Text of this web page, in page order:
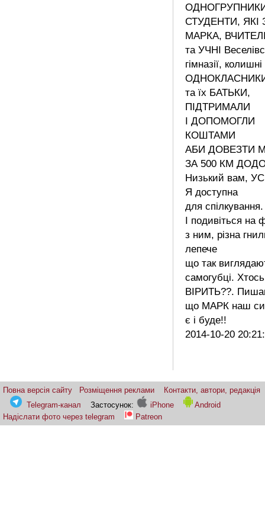
СТУДЕНТИ, ЯКІ
МАРКА,
та УЧНІ
гімназії, колишні
та їх БАТЬКИ,
ПІДТРИМАЛИ
І ДОПОМОГЛИ
КОШТАМИ
АБИ ДОВЕЗТИ
ЗА 500 КМ
Низький вам,
Я доступна
для спілкування.
І подивіться на
з ним, різна
лепече
що так
самогубці.
ВІРИТЬ??.
що МАРК наш
є і буде!!
2014-10-20
Повна версія сайту Розміщення реклами
Контакти, автори, редакція
Telegram-канал
Застосунок: iPhone
Android
Надіслати фото через telegram
Patreon